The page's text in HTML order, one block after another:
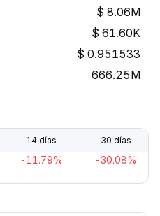
8.06M
61.60K
0.951533
666.25M
14 días 30 días
-11.79% -30.08%